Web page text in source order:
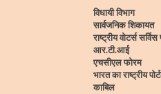
विधायी विभाग
सार्वजनिक शिकायत
राष्ट्रीय वोटर्स सर्विस
आर.टी.आई
एचसीएल फोरम
भारत का राष्ट्रीय
काबिल